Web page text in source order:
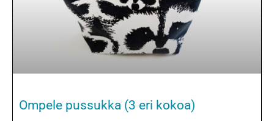
Ompele pussukka (3 eri kokoa)